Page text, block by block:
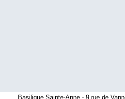
Basilique Sainte-Anne - 9 rue de